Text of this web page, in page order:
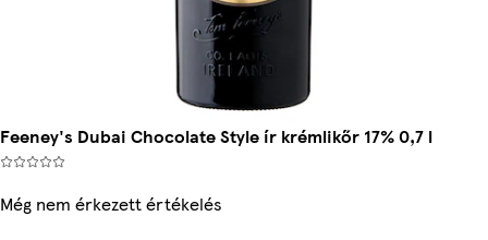
Feeney's Dubai Chocolate Style ír krémlikőr 17% 0,7 l
Még nem érkezett értékelés